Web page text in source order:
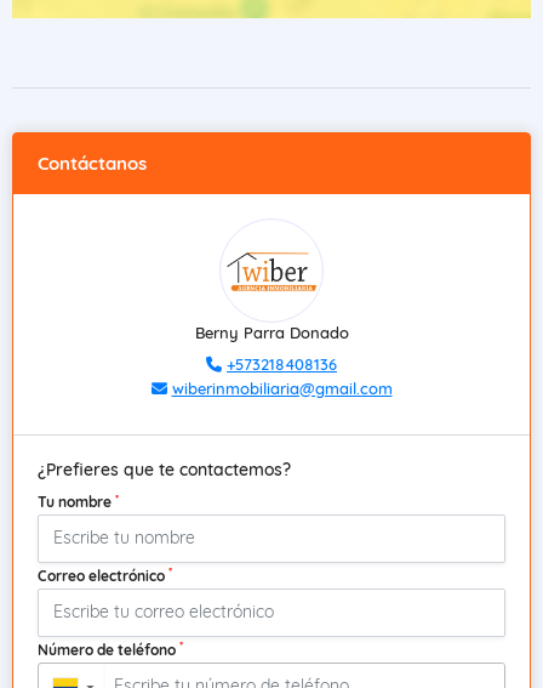
Contáctanos
Berny Parra Donado
+573218408136
wiberinmobiliaria@gmail.com
¿Prefieres que te contactemos?
Tu nombre *
Correo electrónico *
Número de teléfono *